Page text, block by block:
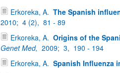
Erkoreka, A. The Spanish
2010; 4 (2), 81 - 89
Erkoreka, A. Origins of the
Genet Med, 2009; 3, 190 - 194
Erkoreka, A. Spanish Influenza